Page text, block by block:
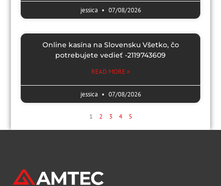
jessica 07/08/2026
Online kasína na Slovensku Všetko, čo
potrebujete vedieť -2119743609
READ MORE »
jessica 07/08/2026
1 2 3 4 5